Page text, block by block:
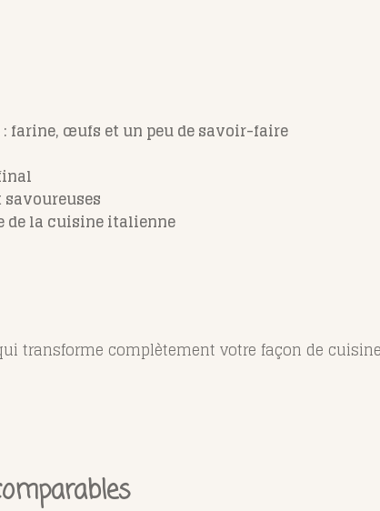
farine, œufs et un peu de savoir-faire
de la cuisine italienne
transforme complètement votre façon de